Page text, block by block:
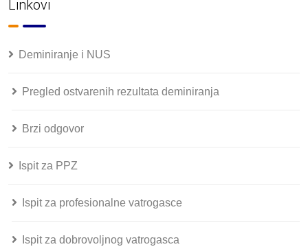
Linkovi
Deminiranje i NUS
Pregled ostvarenih rezultata deminiranja
Brzi odgovor
Ispit za PPZ
Ispit za profesionalne vatrogasce
Ispit za dobrovoljnog vatrogasca